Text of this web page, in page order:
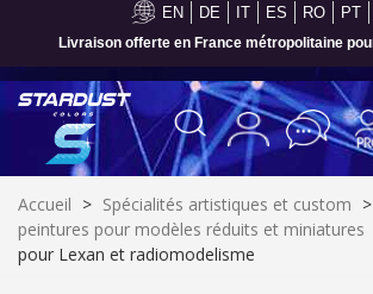
EN DE IT ES RO PT
Accueil > Spécialités artistiques et custom >
peintures pour modèles réduits et miniatures
pour Lexan et radiomodelisme